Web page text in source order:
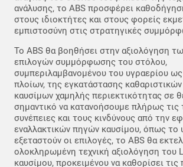
ανάλυσης, το ABS προσφέρει
στους ιδιοκτήτες και στους φορείς
εμπιστοσύνη στις στρατηγικές
Το ABS θα βοηθήσει στην αξιολόγηση
επιλογών συμμόρφωσης του στόλου,
συμπεριλαμβανομένου του υγραερίου
πλοίων, της εγκατάστασης
καυσίμων χαμηλής περιεκτικότητας σε
σημαντικό να κατανοήσουμε πλήρως τις
συνέπειες και τους κινδύνους από την
εναλλακτικών πηγών καυσίμου, όπως το
εξεταστούν οι επιλογές, το ABS θα
ολοκληρωμένη τεχνική αξιολόγηση του
καυσίμου, προκειμένου να καθορίσει τις